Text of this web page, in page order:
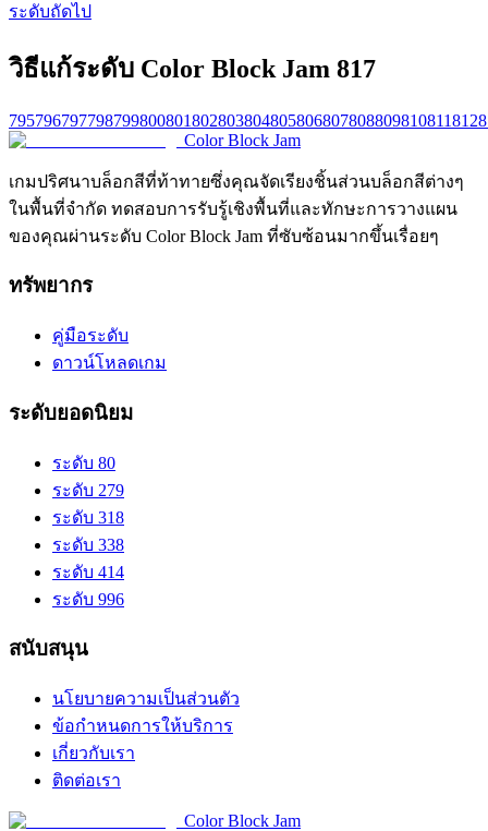
ระดับถัดไป
วิธีแก้ระดับ Color Block Jam 817
795796797798799800801802803804805806807808809810811812
Color Block Jam
เกมปริศนาบล็อกสีที่ท้าทายซึ่งคุณจัดเรียงชิ้นส่วนบล็อกสีต่างๆ
ในพื้นที่จำกัด ทดสอบการรับรู้เชิงพื้นที่และทักษะการวางแผน
ของคุณผ่านระดับ Color Block Jam ที่ซับซ้อนมากขึ้นเรื่อยๆ
ทรัพยากร
คู่มือระดับ
ดาวน์โหลดเกม
ระดับยอดนิยม
ระดับ 80
ระดับ 279
ระดับ 318
ระดับ 338
ระดับ 414
ระดับ 996
สนับสนุน
นโยบายความเป็นส่วนตัว
ข้อกำหนดการให้บริการ
เกี่ยวกับเรา
ติดต่อเรา
Color Block Jam